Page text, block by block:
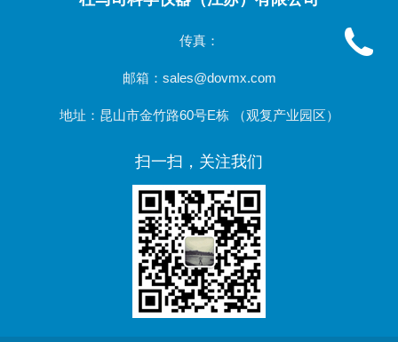
传真：
邮箱：sales@dovmx.com
地址：昆山市金竹路60号E栋 （观复产业园区）
扫一扫，关注我们